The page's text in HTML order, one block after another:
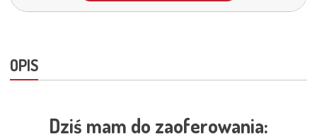
OPIS
Dziś mam do zaoferowania: